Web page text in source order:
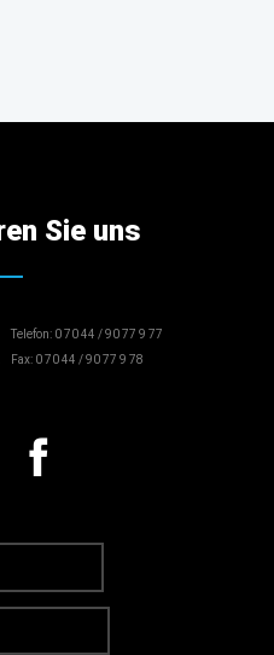
Sie uns
Telefon: 0 70 44 / 90 77 9 77
Fax: 0 70 44 / 90 77 9 78